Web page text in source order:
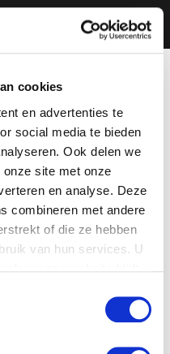
cookies
en advertenties te
social media te bieden
Ook delen we
site met onze
en analyse. Deze
combineren met andere
of die ze hebben
van hun services. U